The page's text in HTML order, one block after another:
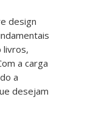
design
livros,
a carga
a
desejam